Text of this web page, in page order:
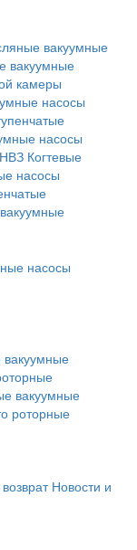
вакуумные
вакуумные
камеры
насосы
насосы
Когтевые
насосы
насосы
вакуумные
вакуумные
роторные
Новости и